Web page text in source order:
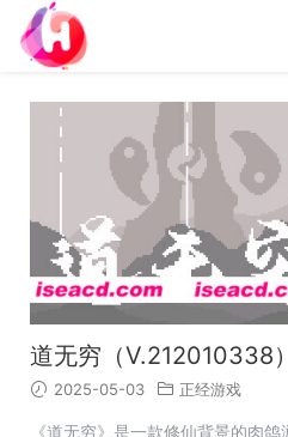
道无穷（V.212010338）
2025-05-03 正经游戏
《道无穷》是一款修仙背景的肉